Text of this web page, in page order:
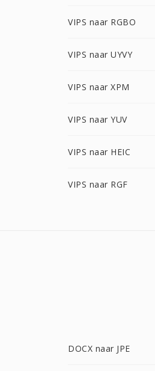
VIPS naar RGBO
VIPS naar UYVY
VIPS naar XPM
VIPS naar YUV
VIPS naar HEIC
VIPS naar RGF
DOCX naar JPE